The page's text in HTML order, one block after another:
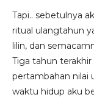
Tapi.. sebetulnya
ritual ulangtahun
lilin, dan
Tiga tahun
pertambahan nilai
waktu hidup aku